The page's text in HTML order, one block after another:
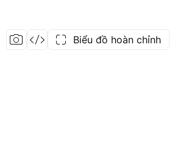
Biểu đồ hoàn chỉnh